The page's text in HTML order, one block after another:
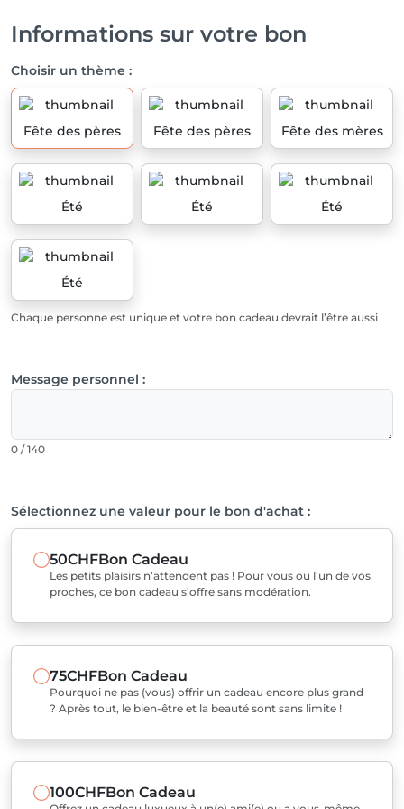
Informations sur votre bon
Choisir un thème :
Fête des pères Fête des pères Fête des mères
Été Été Été
Été
Chaque personne est unique et votre bon cadeau devrait l’être aussi
Message personnel :
0 / 140
Sélectionnez une valeur pour le bon d'achat :
50CHFBon Cadeau
Les petits plaisirs n’attendent pas ! Pour vous ou l’un de vos
proches, ce bon cadeau s’offre sans modération.
75CHFBon Cadeau
Pourquoi ne pas (vous) offrir un cadeau encore plus grand
? Après tout, le bien-être et la beauté sont sans limite !
100CHFBon Cadeau